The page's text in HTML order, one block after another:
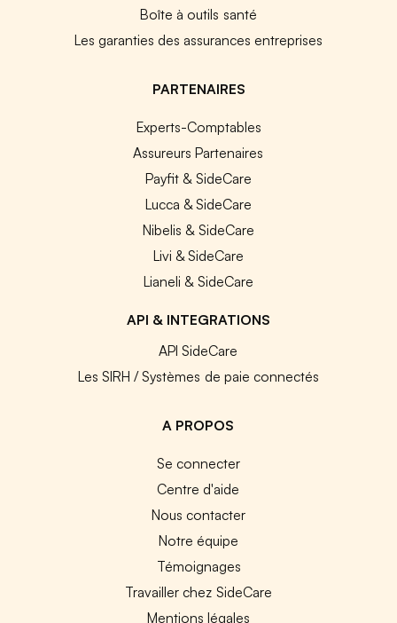
Boîte à outils santé
Les garanties des assurances entreprises
PARTENAIRES
Experts-Comptables
Assureurs Partenaires
Payfit & SideCare
Lucca & SideCare
Nibelis & SideCare
Livi & SideCare
Lianeli & SideCare
API & INTEGRATIONS
API SideCare
Les SIRH / Systèmes de paie connectés
A PROPOS
Se connecter
Centre d'aide
Nous contacter
Notre équipe
Témoignages
Travailler chez SideCare
Mentions légales